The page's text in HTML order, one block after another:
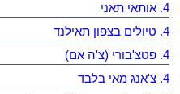
4. אותאי תאני
4. טיולים בצפון תאילנד
4. פטצ'בורי (צ'ה אם)
4. צ'אנג מאי בלבד